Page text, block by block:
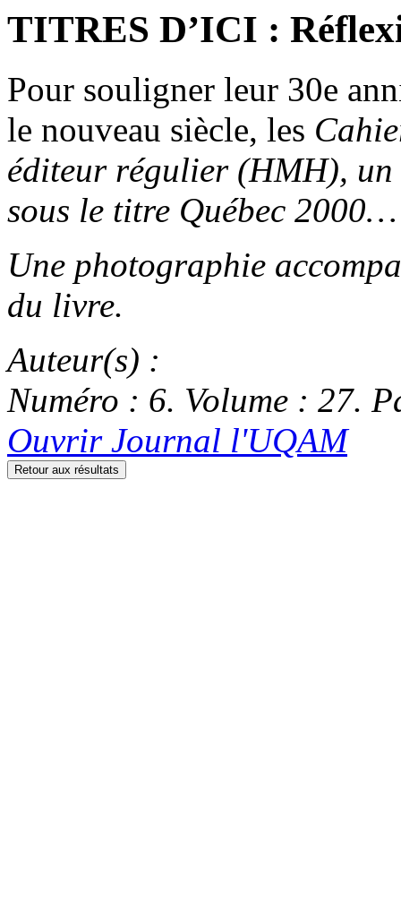
TITRES D’ICI :
Pour souligner leur 30e
le nouveau siècle, les
éditeur régulier (HMH),
sous le titre Québec 2000…
Une photographie
du livre.
Auteur(s) :
Numéro : 6. Volume : 27.
Ouvrir Journal l'UQAM
Retour aux résultats